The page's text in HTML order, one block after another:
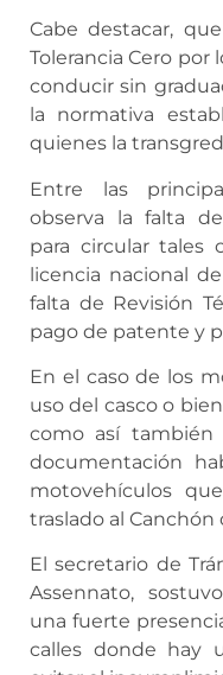
Cabe destacar,
Tolerancia Cero
conducir sin
la normativa
quienes la
Entre las
observa la falta
para circular tales
licencia nacional
falta de Revisión
pago de patente y
En el caso de los
uso del casco o
como así
documentación
motovehículos
traslado al Canchón
El secretario de
Assennato,
una fuerte
calles donde hay